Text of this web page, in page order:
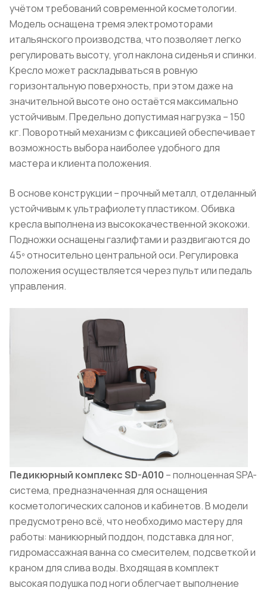
учётом требований современной косметологии.
Модель оснащена тремя электромоторами
итальянского производства, что позволяет легко
регулировать высоту, угол наклона сиденья и спинки.
Кресло может раскладываться в ровную
горизонтальную поверхность, при этом даже на
значительной высоте оно остаётся максимально
устойчивым. Предельно допустимая нагрузка – 150
кг. Поворотный механизм с фиксацией обеспечивает
возможность выбора наиболее удобного для
мастера и клиента положения.
В основе конструкции – прочный металл, отделанный
устойчивым к ультрафиолету пластиком. Обивка
кресла выполнена из высококачественной экокожи.
Подножки оснащены газлифтами и раздвигаются до
45º относительно центральной оси. Регулировка
положения осуществляется через пульт или педаль
управления.
Педикюрный комплекс SD-A010 – полноценная SPA-
система, предназначенная для оснащения
косметологических салонов и кабинетов. В модели
предусмотрено всё, что необходимо мастеру для
работы: маникюрный поддон, подставка для ног,
гидромассажная ванна со смесителем, подсветкой и
краном для слива воды. Входящая в комплект
высокая подушка под ноги облегчает выполнение